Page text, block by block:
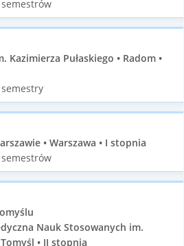
Pułaskiego • Radom •
• Warszawa • I stopnia
Nauk Stosowanych im.
• II stopnia